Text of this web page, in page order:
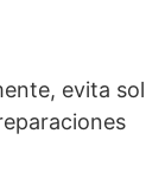
evita sol